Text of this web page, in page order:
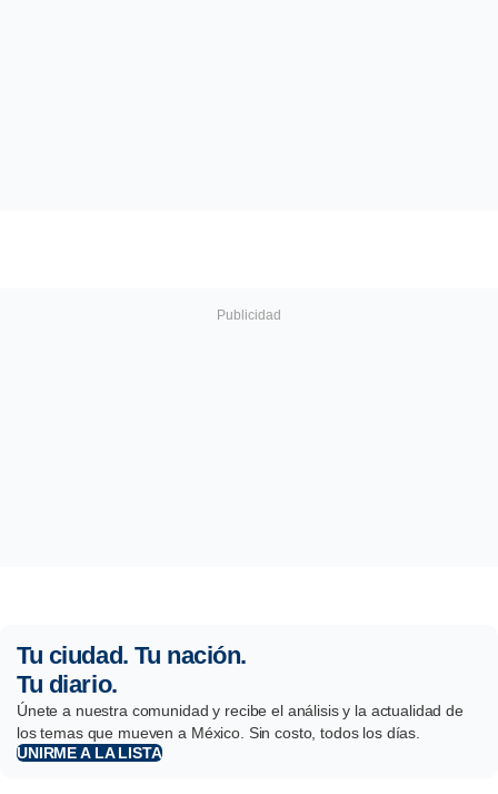
Tu ciudad. Tu nación.
Tu diario.
Únete a nuestra comunidad y recibe el análisis y la actualidad de
los temas que mueven a México. Sin costo, todos los días.
UNIRME A LA LISTA